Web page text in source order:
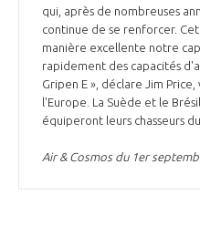
qui, après de nombreuses
continue de se renforcer.
manière excellente notre
rapidement des capacités
Gripen E », déclare Jim
l'Europe. La Suède et le
équiperont leurs chasseurs
Air & Cosmos du 1er